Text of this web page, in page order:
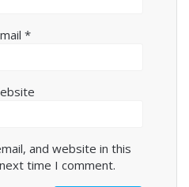
*
and website in this
time I comment.